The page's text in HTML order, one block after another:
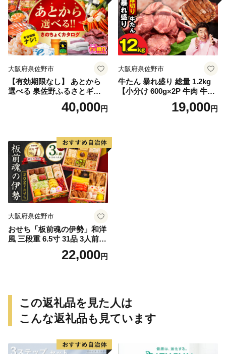
大阪府泉佐野市
【有効期限なし】 あとから
選べる 泉佐野ふるさとギフ
ト（寄附40,000円コース）
【4000品以上掲載 高評価 カ
タオル ティッシュ あとから
セレクト カタログギフト】
40,000円
大阪府泉佐野市
牛たん 暴れ盛り 総量 1.2kg
【小分け 600g×2P 牛肉 牛タ
ン 牛たん 厚切り牛タン 焼肉
BBQ キャンプ 焼くだけ 簡単
19,000円
大阪府泉佐野市
おせち「板前魂の伊勢」和洋
風 三段重 6.5寸 31品 3人前
【1位獲得 おせち料理 板前魂
贅沢おせち お節 惣菜 冷凍 先
22,000円
この返礼品を見た人は
こんな返礼品も見ています